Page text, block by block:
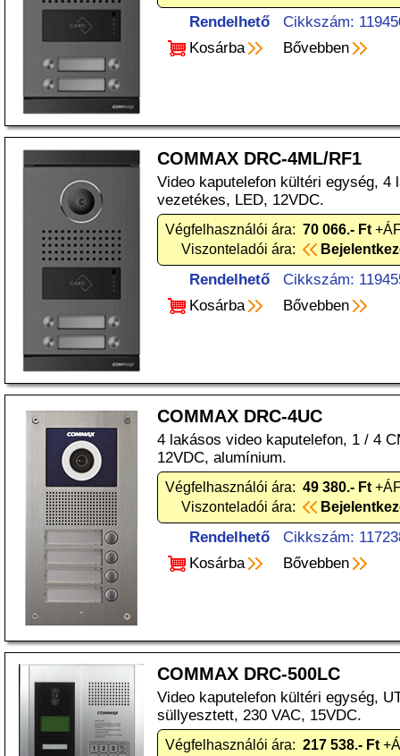
Rendelhető
Cikkszám:
Kosárba
Bővebben
COMMAX DRC-4ML/RF1
Video kaputelefon kültéri egység, 4
vezetékes, LED, 12VDC.
Végfelhasználói ára: 70 066.- Ft
Viszonteladói ára:
Rendelhető
Cikkszám:
Kosárba
Bővebben
COMMAX DRC-4UC
4 lakásos video kaputelefon, 1 / 4
12VDC, alumínium.
Végfelhasználói ára: 49 380.- Ft
Viszonteladói ára:
Rendelhető
Cikkszám:
Kosárba
Bővebben
COMMAX DRC-500LC
Video kaputelefon kültéri egység,
süllyesztett, 230 VAC, 15VDC.
Végfelhasználói ára: 217 538.- Ft